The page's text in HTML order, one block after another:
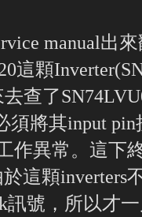
manual出
這顆
查了
須將其input
作異常。這下
這顆inverters
訊號，所以才